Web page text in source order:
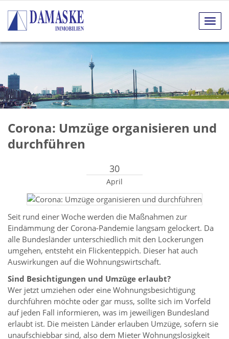
Corona: Umzüge organisieren und
durchführen
30
April
Seit rund einer Woche werden die Maßnahmen zur
Eindämmung der Corona-Pandemie langsam gelockert. Da
alle Bundesländer unterschiedlich mit den Lockerungen
umgehen, entsteht ein Flickenteppich. Dieser hat auch
Auswirkungen auf die Wohnungswirtschaft.
Sind Besichtigungen und Umzüge erlaubt?
Wer jetzt umziehen oder eine Wohnungsbesichtigung
durchführen möchte oder gar muss, sollte sich im Vorfeld
auf jeden Fall informieren, was im jeweiligen Bundesland
erlaubt ist. Die meisten Länder erlauben Umzüge, sofern sie
unaufschiebbar sind, also dem Mieter Wohnungslosigkeit